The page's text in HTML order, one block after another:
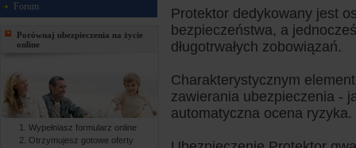
Forum
Porównaj ubezpieczenia na życie
online
Wypełniasz formularz online
Otrzymujesz gotowe oferty
Protektor dedykowany jest
bezpieczeństwa, a
długotrwałych zobowiązań.
Charakterystycznym
zawierania ubezpieczenia -
automatyczna ocena ryzyka.